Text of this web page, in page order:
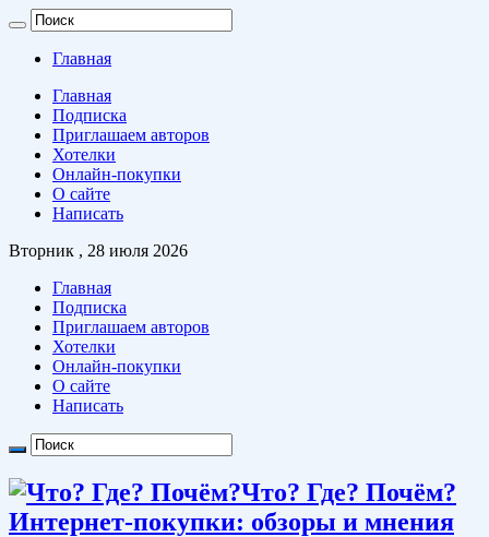
Главная
Главная
Подписка
Приглашаем авторов
Хотелки
Онлайн-покупки
О сайте
Написать
Вторник , 28 июля 2026
Главная
Подписка
Приглашаем авторов
Хотелки
Онлайн-покупки
О сайте
Написать
Что? Где? Почём?
Интернет-покупки: обзоры и мнения